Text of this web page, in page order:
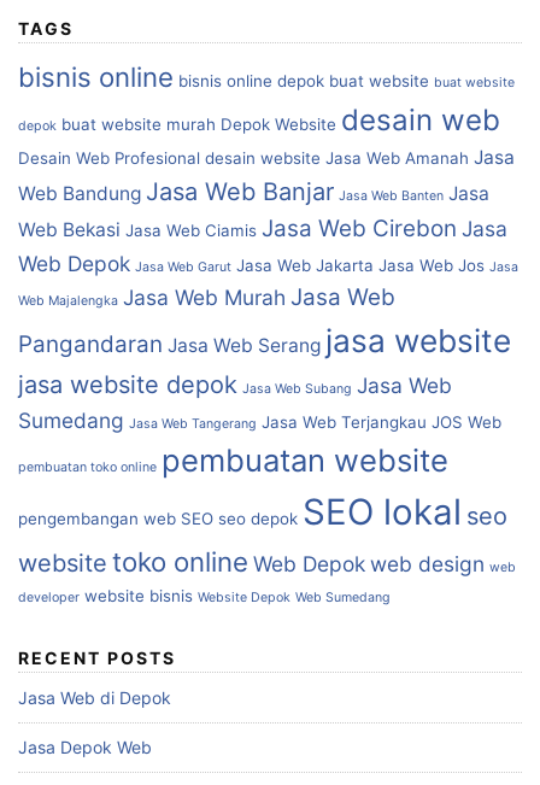
TAGS
bisnis online bisnis online depok buat website buat website
depok buat website murah Depok Website desain web
Desain Web Profesional desain website Jasa Web Amanah Jasa
Web Bandung Jasa Web Banjar Jasa Web Banten Jasa
Web Bekasi Jasa Web Ciamis Jasa Web Cirebon Jasa
Web Depok Jasa Web Garut Jasa Web Jakarta Jasa Web Jos Jasa
Web Majalengka Jasa Web Murah Jasa Web
Pangandaran Jasa Web Serang jasa website
jasa website depok Jasa Web Subang Jasa Web
Sumedang Jasa Web Tangerang Jasa Web Terjangkau JOS Web
pembuatan toko online pembuatan website
pengembangan web SEO seo depok SEO lokal seo
website toko online Web Depokweb design web
developer website bisnis Website Depok Web Sumedang
RECENT POSTS
Jasa Web di Depok
Jasa Depok Web